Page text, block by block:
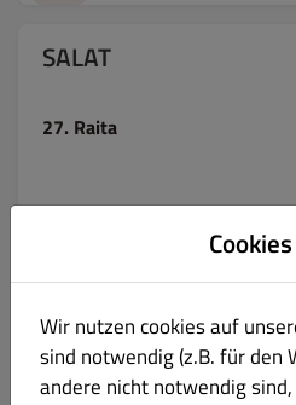
SALAT
27. Raita
28. Punjabi Salat 5,90
gemischter Salat mit Kräuter &
Cookies
Wir nutzen cookies auf
sind notwendig (z.B. für den
andere nicht notwendig